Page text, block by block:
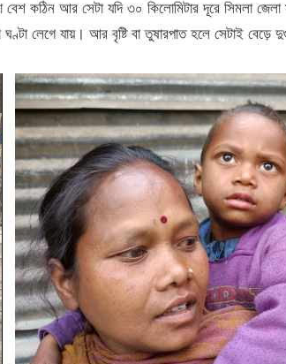
কঠিন আর সেটা যদি ৩০ কিলোমিটার দূরে সিমলা
লেগে যায়। আর বৃষ্টি বা তুষারপাত হলে সেটাই বেড়ে